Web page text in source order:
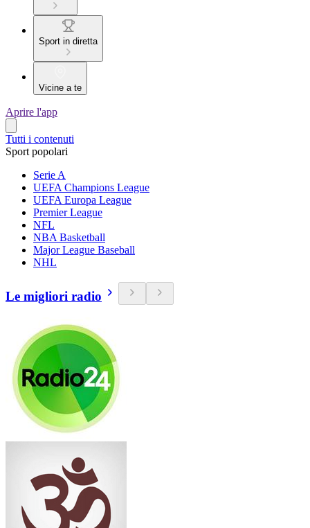
Sport in diretta
Vicine a te
Aprire l'app
Tutti i contenuti
Sport popolari
Serie A
UEFA Champions League
UEFA Europa League
Premier League
NFL
NBA Basketball
Major League Baseball
NHL
Le migliori radio